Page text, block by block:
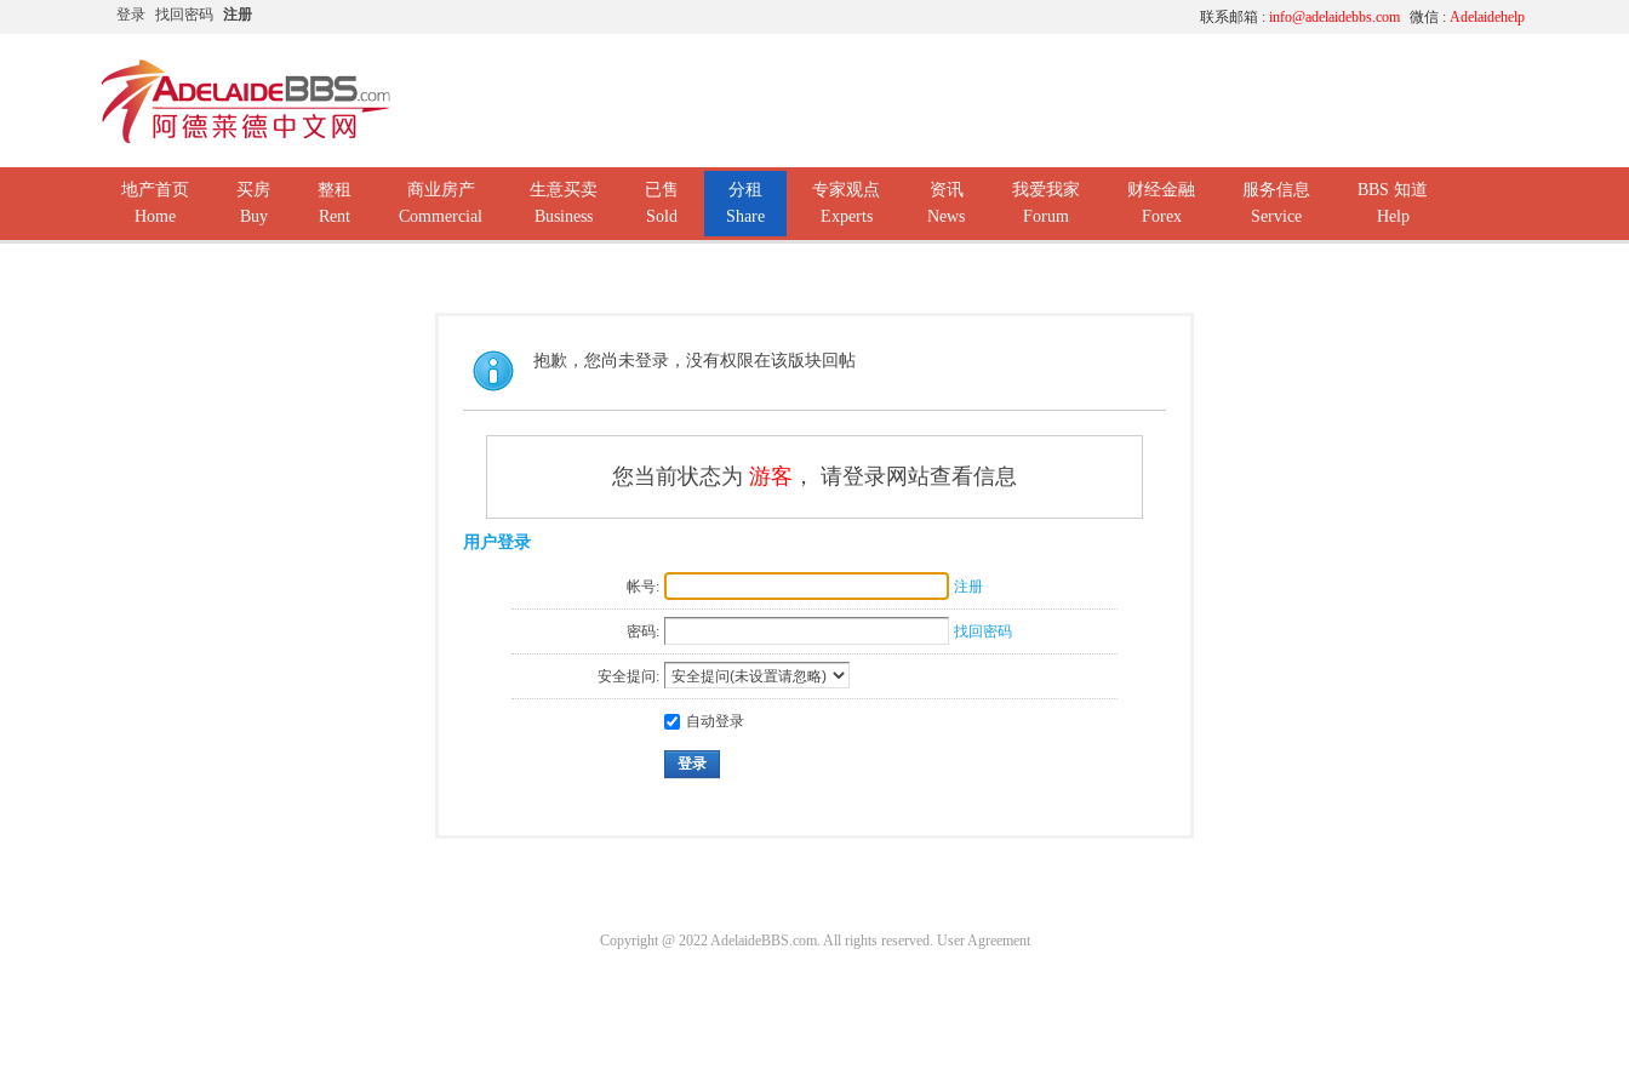
登录 找回密码 注册 微信 : Adelaidehelp
联系邮箱 : info@adelaidebbs.com
地产首页
Home
买房
Buy
整租
Rent
商业房产
Commercial
生意买卖
Business
已售
Sold
分租
Share
专家观点
Experts
资讯
News
我爱我家
Forum
财经金融
Forex
服务信息
Service
BBS 知道
Help
抱歉，您尚未登录，没有权限在该版块回帖
您当前状态为 游客 ， 请登录网站查看信息
用户登录
帐号: 注册
密码: 找回密码
安全提问:
自动登录
登录
Copyright @ 2022 AdelaideBBS.com. All rights reserved. User Agreement